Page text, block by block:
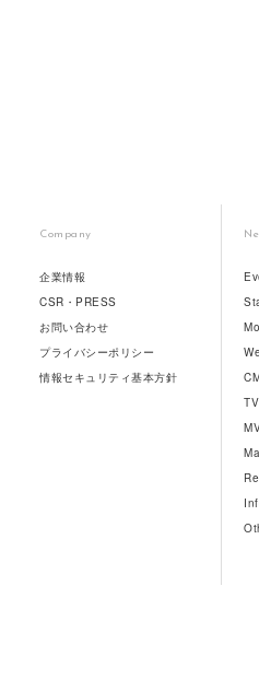
Company
企業情報
CSR・PRESS
お問い合わせ
プライバシーポリシー
情報セキュリティ基本方針
TV